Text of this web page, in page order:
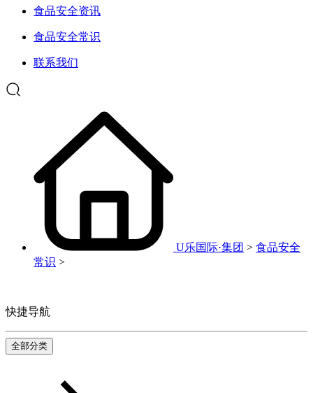
食品安全资讯
食品安全常识
联系我们
U乐国际·集团 > 食品安全
常识 >
快捷导航
全部分类